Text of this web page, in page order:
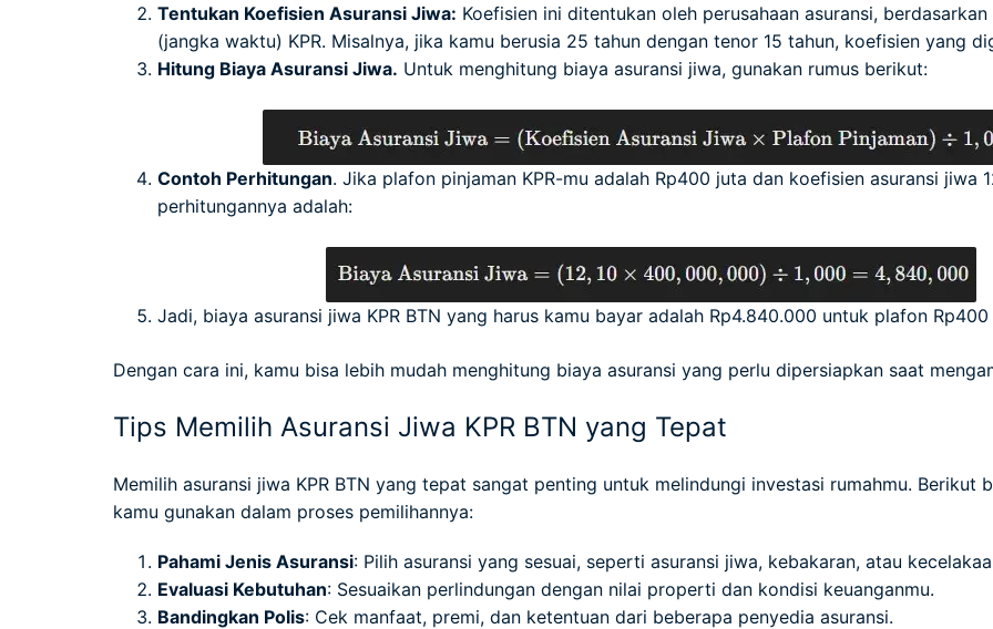
Tentukan Koefisien Asuransi Jiwa: Koefisien ini ditentukan oleh perusahaan asuransi,
(jangka waktu) KPR. Misalnya, jika kamu berusia 25 tahun dengan tenor 15 tahun, koefisien yang
Hitung Biaya Asuransi Jiwa. Untuk menghitung biaya asuransi jiwa, gunakan rumus berikut:
Contoh Perhitungan. Jika plafon pinjaman KPR-mu adalah Rp400 juta dan koefisien asuransi jiwa
perhitungannya adalah:
Jadi, biaya asuransi jiwa KPR BTN yang harus kamu bayar adalah Rp4.840.000 untuk plafon
Dengan cara ini, kamu bisa lebih mudah menghitung biaya asuransi yang perlu dipersiapkan saat
Tips Memilih Asuransi Jiwa KPR BTN yang Tepat
Memilih asuransi jiwa KPR BTN yang tepat sangat penting untuk melindungi investasi rumahmu. Berikut
kamu gunakan dalam proses pemilihannya:
Pahami Jenis Asuransi: Pilih asuransi yang sesuai, seperti asuransi jiwa, kebakaran, atau
Evaluasi Kebutuhan: Sesuaikan perlindungan dengan nilai properti dan kondisi keuanganmu.
Bandingkan Polis: Cek manfaat, premi, dan ketentuan dari beberapa penyedia asuransi.